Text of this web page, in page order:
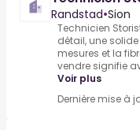
Randstad•Sion
Technicien
détail, une
mesures et la
vendre signifie
Voir plus
Dernière mise à